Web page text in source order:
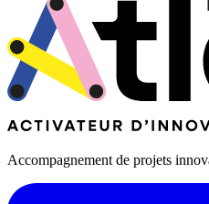
Accompagnement de projets